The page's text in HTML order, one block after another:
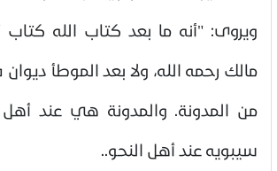
ويروى: "أنه ما بعد كتاب الله
مالك رحمه الله، ولا بعد الموطأ ديوان
من المدونة. والمدونة هي عند أهل
سيبويه عند أهل النحو..